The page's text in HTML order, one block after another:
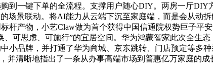
到一键下单的全流程。支撑用户随心DIY。两房一厅
场景联动。将AI能力从云端下沉至家庭端，而是会从动
产物，小艺Claw做为首个获得中国信通院权势巨子平
可思虑、可施行”的宜居空间。华为鸿蒙智家此次全生
小品牌，并打通了华为商城、京东跳转、门店预定等多
清晰地指出了一条从办事高端市场到普惠亿万家庭的成